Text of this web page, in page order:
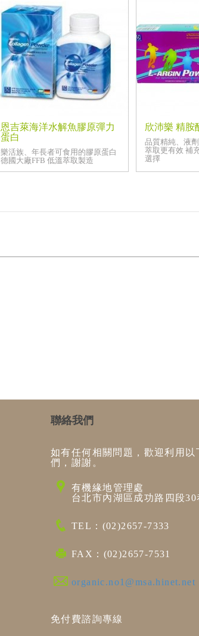
恩吉萊海洋水解魚膠原彈力
蛋白
樂活族、年長者可食用的膠原蛋白
德國大廠FFB 低溫萃取製造
欣沛樂 精胺
品質精純、液
萃取更有效 補
選擇
聯絡我們
如有任何相關問題，歡迎利用以
們，謝謝。
有機緣地管理處
台北市內湖區成功路四段30
TEL：(02)2657-7333
FAX：(02)2657-7531
organic.no1@msa.hinet.net
免付費諮詢專線